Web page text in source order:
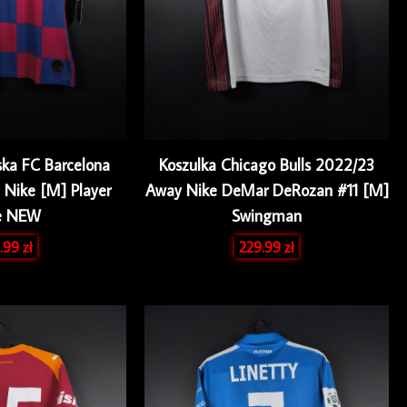
FC Barcelona
[M] Player
NEW
zł
Koszulka Chicago Bulls 2022/23
Away Nike DeMar DeRozan #11 [M]
Swingman
229.99zł